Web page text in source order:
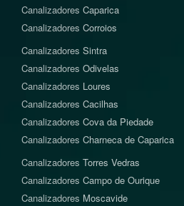
Canalizadores Caparica
Canalizadores Corroios
Canalizadores Sintra
Canalizadores Odivelas
Canalizadores Loures
Canalizadores Cacilhas
Canalizadores Cova da Piedade
Canalizadores Charneca de Caparica
Canalizadores Torres Vedras
Canalizadores Campo de Ourique
Canalizadores Moscavide